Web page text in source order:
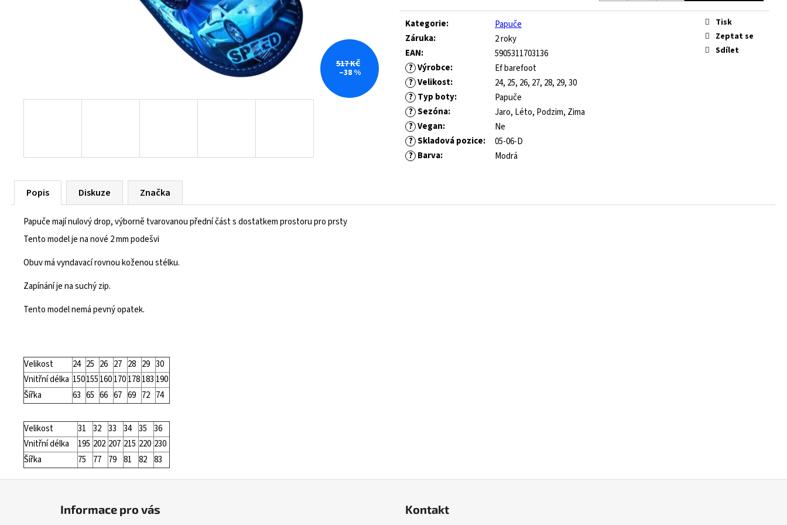
Měrná
cena:
Kategorie:
Papuče
Záruka:
2 roky
EAN:
5905311703136
? Výrobce:
Ef barefoot
? Velikost:
24, 25, 26, 27, 28, 29, 30
? Typ boty:
Papuče
? Sezóna:
Jaro, Léto, Podzim, Zima
? Vegan:
Ne
? Skladová pozice:
05-06-D
? Barva: Modrá
Tisk
Zeptat se
Sdílet
517 KČ
–38 %
Popis Diskuze Značka
Papuče mají nulový drop, výborně tvarovanou přední část s dostatkem prostoru pro prsty
Tento model je na nové 2 mm podešvi
Obuv má vyndavací rovnou koženou stélku.
Zapínání je na suchý zip.
Tento model nemá pevný opatek.
Velikost 24 25 26 27 28 29 30
Vnitřní délka 150155160170178183 190
Šířka
63 65 66 67 69 72 74
Velikost 31 32 33 34 35
36
Vnitřní délka
195 202 207 215 220 230
Šířka
75 77 79 81 82 83
ROYAL BLUE
547 Kč
Původně: 821 Kč
445 Kč
1 490 Kč
Informace pro vás Kontakt